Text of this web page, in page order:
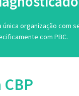
única organização com
com PBC.
CBP